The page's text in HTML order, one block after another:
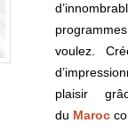
voulez.
plaisir
du Maroc